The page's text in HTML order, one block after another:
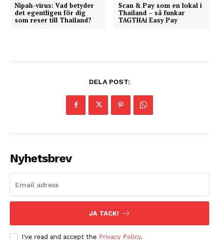
Nipah-virus: Vad betyder
det egentligen för dig
som reser till Thailand?
Scan & Pay som en lokal i
Thailand – så funkar
TAGTHAi Easy Pay
DELA POST:
Nyhetsbrev
JA TACK!
I've read and accept the Privacy Policy.